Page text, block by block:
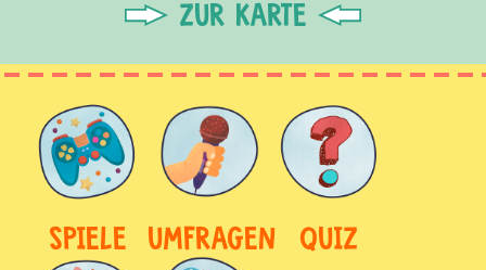
ZUR KARTE
SPIELE UMFRAGEN QUIZ